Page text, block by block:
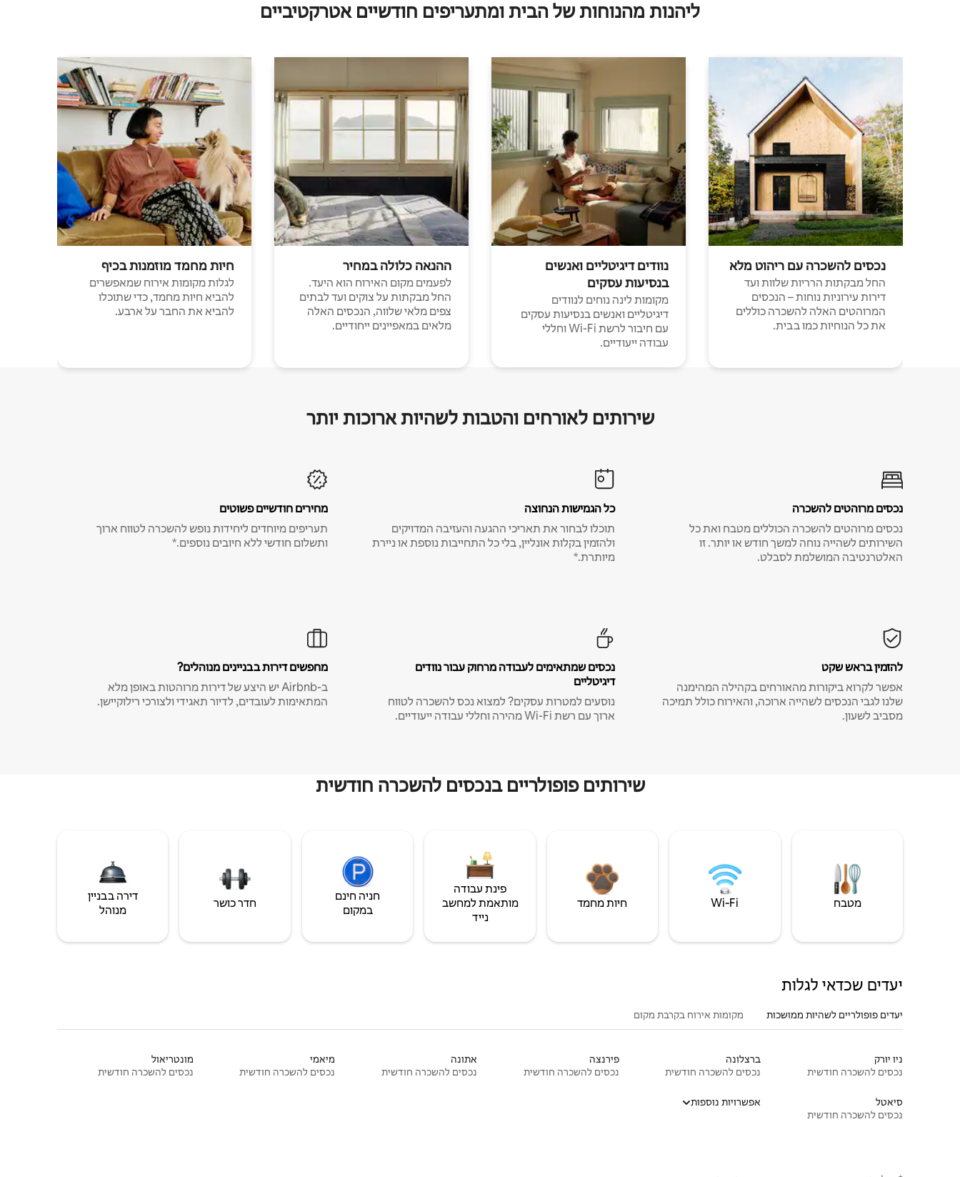
מיזוג אוויר
ליהנות מהנוחות של הבית ומתעריפים חודשיים אטרקטיביים
נכסים להשכרה עם ריהוט מלא
החל מבקתות הרריות שלוות ועד
דירות עירוניות נוחות – הנכסים
המרוהטים האלה להשכרה כוללים
את כל הנוחיות כמו בבית.
נוודים דיגיטליים ואנשים
בנסיעות עסקים
מקומות לינה נוחים לנוודים
דיגיטליים ואנשים בנסיעות עסקים
עם חיבור לרשת Wi-Fi וחללי
עבודה ייעודיים.
ההנאה כלולה במחיר
לפעמים מקום האירוח הוא היעד.
החל מבקתות על צוקים ועד לבתים
צפים מלאי שלווה, הנכסים האלה
מלאים במאפיינים ייחודיים.
חיות מחמד מוזמנות בכיף
לגלות מקומות אירוח שמאפשרים
להביא חיות מחמד, כדי שתוכלו
להביא את החבר על ארבע.
שירותים לאורחים והטבות לשהיות ארוכות יותר
נכסים מרוהטים להשכרה
נכסים מרוהטים להשכרה הכוללים מטבח ואת כל
השירותים לשהייה נוחה למשך חודש או יותר. זו
האלטרנטיבה המושלמת לסבלט.
כל הגמישות הנחוצה
תוכלו לבחור את תאריכי ההגעה והעזיבה המדויקים
ולהזמין בקלות אונליין, בלי כל התחייבות נוספת או ניירת
מיותרת.*
מחירים חודשיים פשוטים
תעריפים מיוחדים ליחידות נופש להשכרה לטווח ארוך
ותשלום חודשי ללא חיובים נוספים.*
להזמין בראש שקט
אפשר לקרוא ביקורות מהאורחים בקהילה המהימנה
שלנו לגבי הנכסים לשהייה ארוכה, והאירוח כולל תמיכה
מסביב לשעון.
נכסים שמתאימים לעבודה מרחוק עבור נוודים
דיגיטליים
נוסעים למטרות עסקים? למצוא נכס להשכרה לטווח
ארוך עם רשת Wi-Fi מהירה וחללי עבודה ייעודיים.
מחפשים דירות בבניינים מנוהלים?
ב-Airbnb יש היצע של דירות מרוהטות באופן מלא
המתאימות לעובדים, לדיור תאגידי ולצורכי רילוקיישן.
שירותים פופולריים בנכסים להשכרה חודשית
מטבח Wi‑Fi חיות מחמד
פינת עבודה
מותאמת למחשב
נייד
חניה חינם
במקום
חדר כושר
דירה בבניין
מנוהל
יעדים שכדאי לגלות
יעדים פופולריים לשהיות ממושכות מקומות אירוח בקרבת מקום
ניו יורק
נכסים להשכרה חודשית
ברצלונה
נכסים להשכרה חודשית
פירנצה
נכסים להשכרה חודשית
אתונה
נכסים להשכרה חודשית
מיאמי
נכסים להשכרה חודשית
מונטריאול
נכסים להשכרה חודשית
סיאטל
נכסים להשכרה חודשית
אפשרויות נוספות